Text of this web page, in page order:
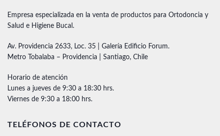
Empresa especializada en la venta de productos para Ortodoncia y
Salud e Higiene Bucal.
Av. Providencia 2633, Loc. 35 | Galería Edificio Forum.
Metro Tobalaba – Providencia | Santiago, Chile
Horario de atención
Lunes a jueves de 9:30 a 18:30 hrs.
Viernes de 9:30 a 18:00 hrs.
TELÉFONOS DE CONTACTO